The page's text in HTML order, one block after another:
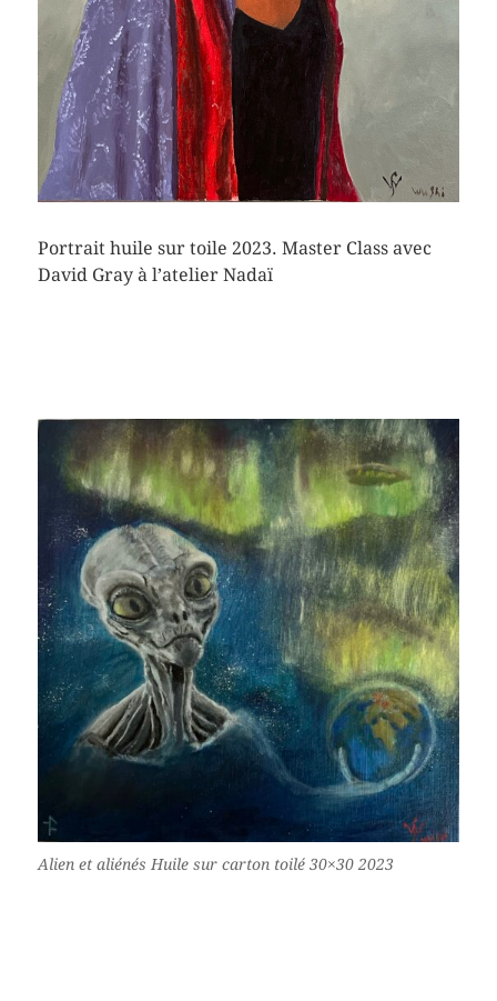
Portrait huile sur toile 2023. Master Class avec
David Gray à l’atelier Nadaï
Alien et aliénés Huile sur carton toilé 30×30 2023